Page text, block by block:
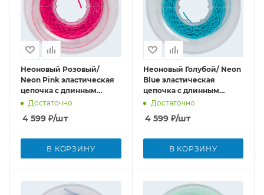
Неоновый Розовый/
Neon Pink эластическая
цепочка с длинным
шагом (4,572 м)
Достаточно
4 599 ₽/шт
В КОРЗИНУ
Неоновый Голубой/ Neon
Blue эластическая
цепочка с длинным
шагом (4,572 м)
Достаточно
4 599₽/шт
В КОРЗИНУ